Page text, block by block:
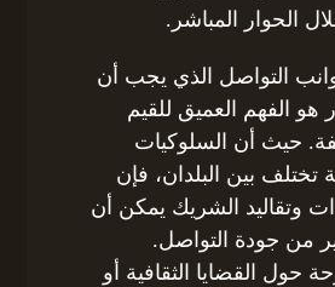
الحوار المباشر.
التواصل الذي يجب أن
هو الفهم العميق للقيم
حيث أن السلوكيات
تختلف بين البلدان، فإن
وتقاليد الشريك يمكن أن
من جودة التواصل.
حول القضايا الثقافية أو